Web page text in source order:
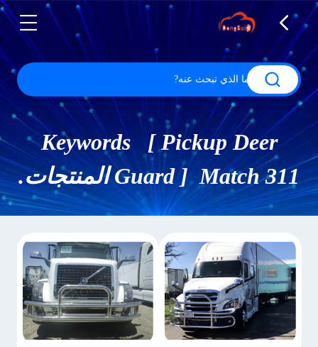
Keywords [ Pickup Deer
Guard ] Match 311 المنتجات.